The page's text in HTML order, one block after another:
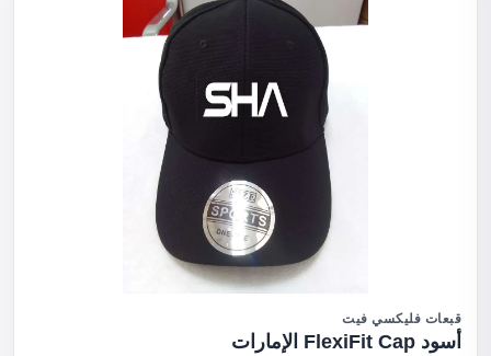
قبعات فليكسي فيت
أسود FlexiFit Cap الإمارات